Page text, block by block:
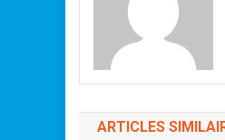
ARTICLES